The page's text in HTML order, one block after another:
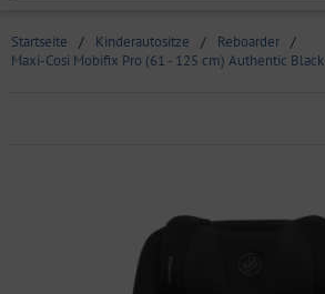
Startseite / Kinderautositze / Reboarder /
Maxi-Cosi Mobifix Pro (61 - 125 cm) Authentic Black